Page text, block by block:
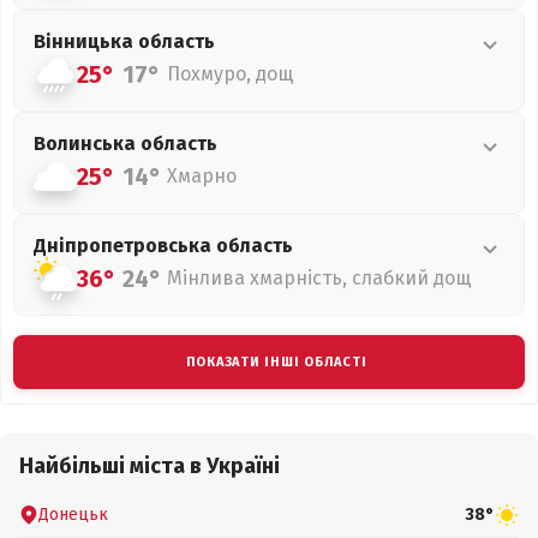
Вінницька область
25° 17° Похмуро, дощ
Волинська область
25° 14° Хмарно
Дніпропетровська область
36° 24° Мінлива хмарність, слабкий дощ
ПОКАЗАТИ ІНШІ ОБЛАСТІ
Найбільші міста в Україні
Донецьк 38°